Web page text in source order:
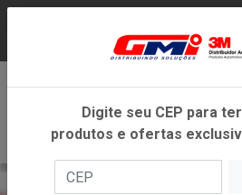
DENTRO DO ESTADO DE
Digite seu CEP para
produtos e ofertas